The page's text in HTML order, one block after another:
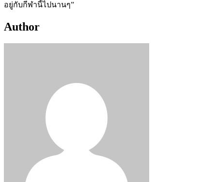
อยู่กับกีฬานี้ไปนานๆ”
Author